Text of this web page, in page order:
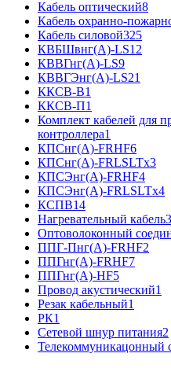
Кабель оптический8
Кабель охранно-
Кабель силовой325
КВБШвнг(А)-LS12
КВВГнг(А)-LS9
КВВГЭнг(А)-LS21
ККСВ-В1
ККСВ-П1
Комплект кабелей для
контроллера1
КПСнг(А)-FRHF6
КПСнг(А)-FRLSLTx3
КПСЭнг(А)-FRHF4
КПСЭнг(А)-FRLSLTx4
КСПВ14
Нагревательный кабель
Оптоволоконный
ППГ-Пнг(А)-FRHF2
ППГнг(А)-FRHF7
ППГнг(А)-HF5
Провод акустический1
Резак кабельный1
РК1
Сетевой шнур питания2
Телекоммуникацонный